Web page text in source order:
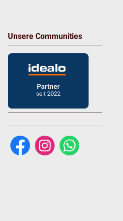
Unsere Communities